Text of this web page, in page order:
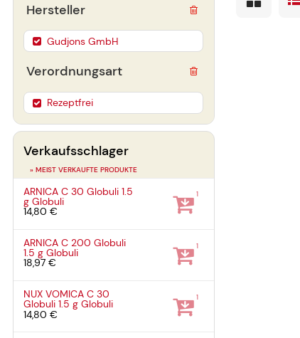
Hersteller
Gudjons GmbH
Verordnungsart
Rezeptfrei
Verkaufsschlager
» MEIST VERKAUFTE PRODUKTE
ARNICA C 30 Globuli1.5
gGlobuli
14,80 €
1
ARNICA C 200 Globuli
1.5 gGlobuli
18,97 €
1
NUX VOMICA C 30
Globuli1.5 gGlobuli
14,80 €
1